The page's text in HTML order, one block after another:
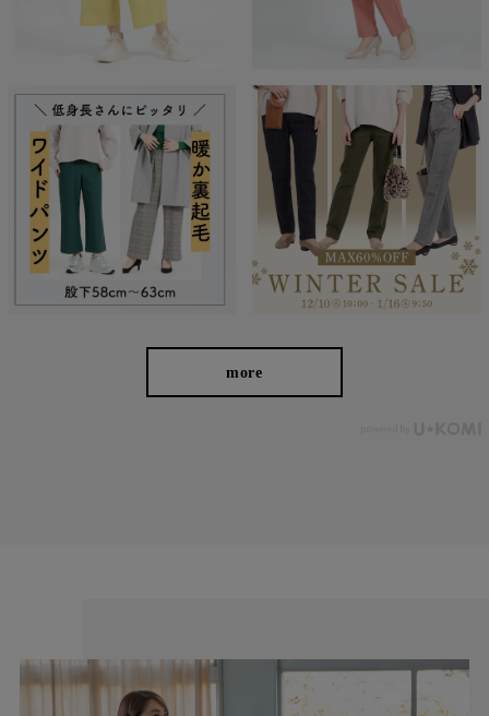
お届けしたいのは、人の手から生まれる本物の良さと安心
感。 ベーシックなデザインだからこそ「はきやすい」「長
く使える」という基本を忠実に守り、独自デザインのパンツ
more